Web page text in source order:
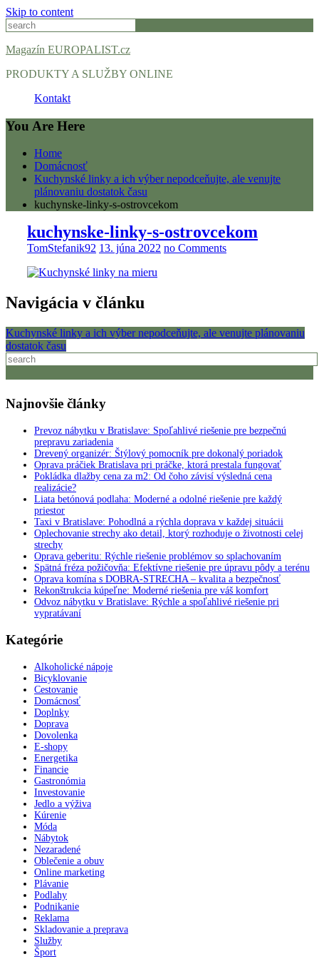
Skip to content
Magazín EUROPALIST.cz
PRODUKTY A SLUŽBY ONLINE
Kontakt
You Are Here
Home
Domácnosť
Kuchynské linky a ich výber nepodceňujte, ale venujte
plánovaniu dostatok času
kuchynske-linky-s-ostrovcekom
kuchynske-linky-s-ostrovcekom
TomStefanik92 13. júna 2022 no Comments
Navigácia v článku
Kuchynské linky a ich výber nepodceňujte, ale venujte plánovaniu
dostatok času
Najnovšie články
Prevoz nábytku v Bratislave: Spoľahlivé riešenie pre bezpečnú
prepravu zariadenia
Drevený organizér: Štýlový pomocník pre dokonalý poriadok
Oprava práčiek Bratislava pri práčke, ktorá prestala fungovať
Pokládka dlažby cena za m2: Od čoho závisí výsledná cena
realizácie?
Liata betónová podlaha: Moderné a odolné riešenie pre každý
priestor
Taxi v Bratislave: Pohodlná a rýchla doprava v každej situácii
Oplechovanie strechy ako detail, ktorý rozhoduje o životnosti celej
strechy
Oprava geberitu: Rýchle riešenie problémov so splachovaním
Spätná fréza požičovňa: Efektívne riešenie pre úpravu pôdy a terénu
Oprava komína s DOBRA-STRECHA – kvalita a bezpečnosť
Rekonštrukcia kúpeľne: Moderné riešenia pre váš komfort
Odvoz nábytku v Bratislave: Rýchle a spoľahlivé riešenie pri
vypratávaní
Kategórie
Alkoholické nápoje
Bicyklovanie
Cestovanie
Domácnosť
Doplnky
Doprava
Dovolenka
E-shopy
Energetika
Financie
Gastronómia
Investovanie
Jedlo a výživa
Kúrenie
Móda
Nábytok
Nezaradené
Oblečenie a obuv
Online marketing
Plávanie
Podlahy
Podnikanie
Reklama
Skladovanie a preprava
Služby
Šport